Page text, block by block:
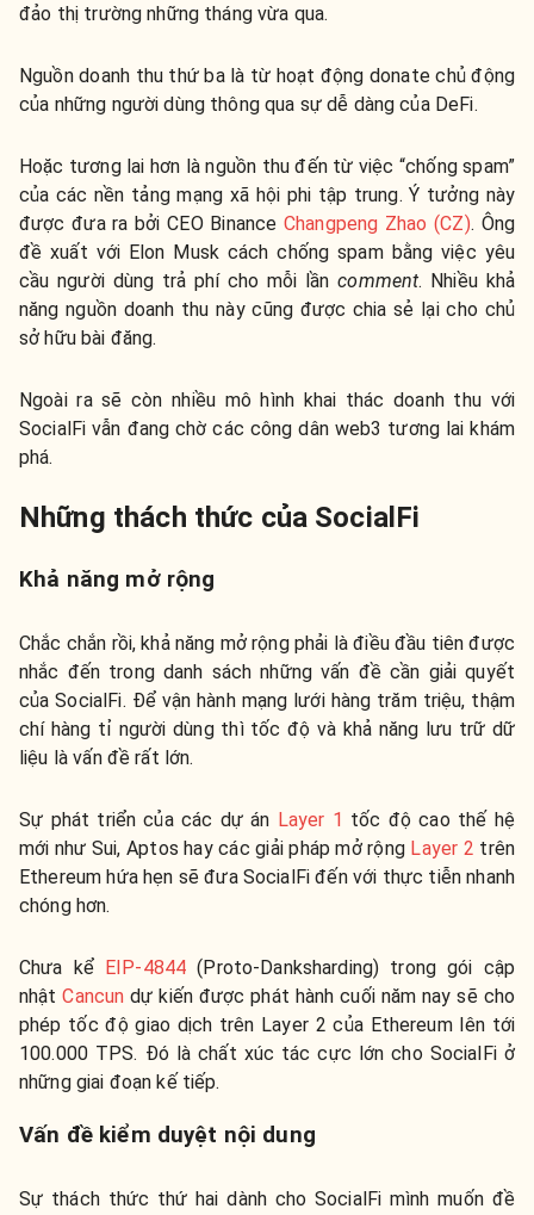
đảo thị trường những tháng vừa qua.
Nguồn doanh thu thứ ba là từ hoạt động donate chủ động
của những người dùng thông qua sự dễ dàng của DeFi.
Hoặc tương lai hơn là nguồn thu đến từ việc “chống spam”
của các nền tảng mạng xã hội phi tập trung. Ý tưởng này
được đưa ra bởi CEO Binance Changpeng Zhao (CZ). Ông
đề xuất với Elon Musk cách chống spam bằng việc yêu
cầu người dùng trả phí cho mỗi lầncomment. Nhiều khả
năng nguồn doanh thu này cũng được chia sẻ lại cho chủ
sở hữu bài đăng.
Ngoài ra sẽ còn nhiều mô hình khai thác doanh thu với
SocialFi vẫn đang chờ các công dân web3 tương lai khám
phá.
Những thách thức của SocialFi
Khả năng mở rộng
Chắc chắn rồi, khả năng mở rộng phải là điều đầu tiên được
nhắc đến trong danh sách những vấn đề cần giải quyết
của SocialFi. Để vận hành mạng lưới hàng trăm triệu, thậm
chí hàng tỉ người dùng thì tốc độ và khả năng lưu trữ dữ
liệu là vấn đề rất lớn.
Sự phát triển của các dự án Layer 1 tốc độ cao thế hệ
mới như Sui, Aptos hay các giải pháp mở rộng Layer 2 trên
Ethereum hứa hẹn sẽ đưa SocialFi đến với thực tiễn nhanh
chóng hơn.
Chưa kể EIP-4844 (Proto-Danksharding) trong gói cập
nhậtCancun dự kiến được phát hành cuối năm nay sẽ cho
phép tốc độ giao dịch trên Layer 2 của Ethereum lên tới
100.000 TPS. Đó là chất xúc tác cực lớn cho SocialFi ở
những giai đoạn kế tiếp.
Vấn đề kiểm duyệt nội dung
Sự thách thức thứ hai dành cho SocialFi mình muốn đề